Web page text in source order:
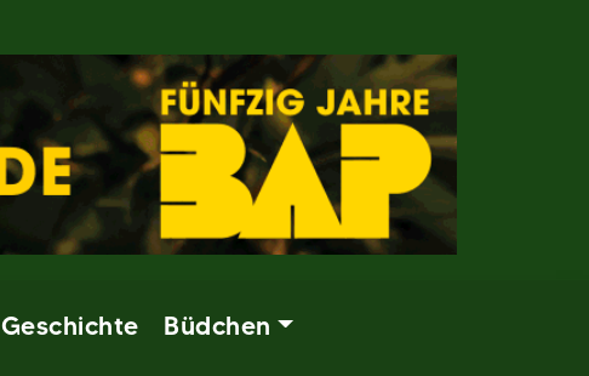
Geschichte Büdchen